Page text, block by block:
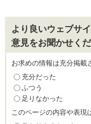
より良いウェブサ
意見をお聞かせく
お求めの情報は充分掲載
充分だった
ふつう
足りなかった
このページの内容や表現